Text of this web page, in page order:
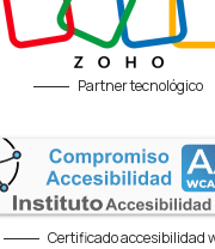
Partner tecnológico
Certificado accesibilidad